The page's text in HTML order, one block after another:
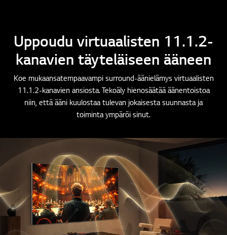
Uppoudu virtuaalisten 11.1.2-
kanavien täyteläiseen ääneen
Koe mukaansatempaavampi surround-äänielämys virtuaalisten
11.1.2-kanavien ansiosta. Tekoäly hienosäätää äänentoistoa
niin, että ääni kuulostaa tulevan jokaisesta suunnasta ja
toiminta ympäröi sinut.